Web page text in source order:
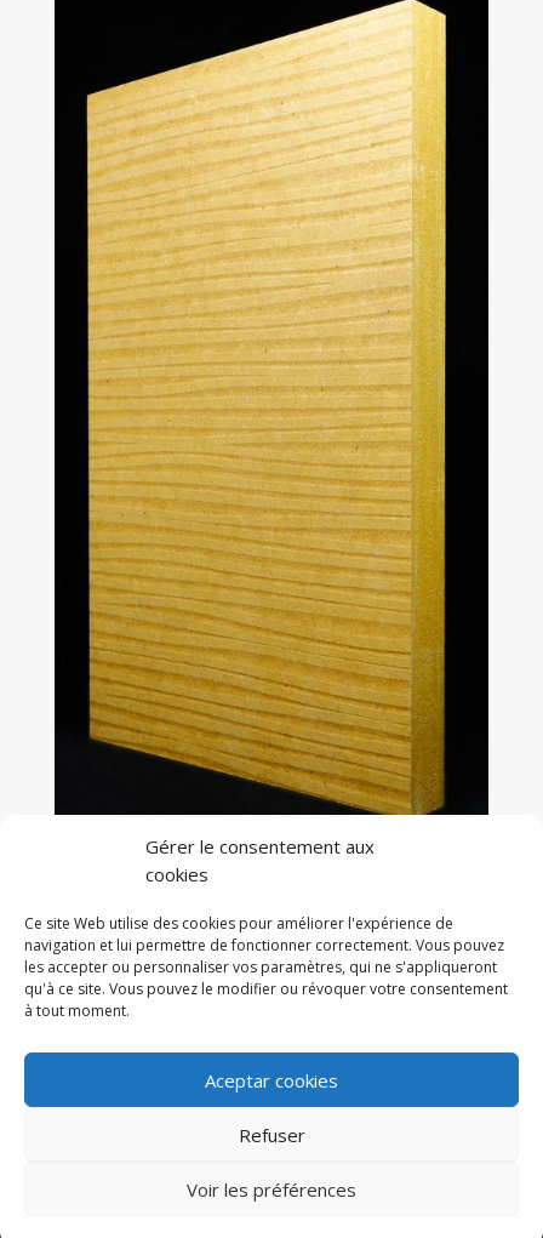
Gérer le consentement aux
cookies
Ce site Web utilise des cookies pour améliorer l'expérience de
navigation et lui permettre de fonctionner correctement. Vous pouvez
les accepter ou personnaliser vos paramètres, qui ne s'appliqueront
qu'à ce site. Vous pouvez le modifier ou révoquer votre consentement
à tout moment.
Aceptar cookies
Refuser
Voir les préférences
CURRY
Retour à la gamme TACTYLE
Copyright © 2020 Maderas Unidas -Politique de cookies